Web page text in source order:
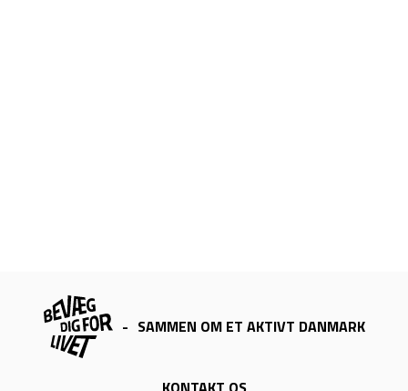
- SAMMEN OM ET AKTIVT DANMARK